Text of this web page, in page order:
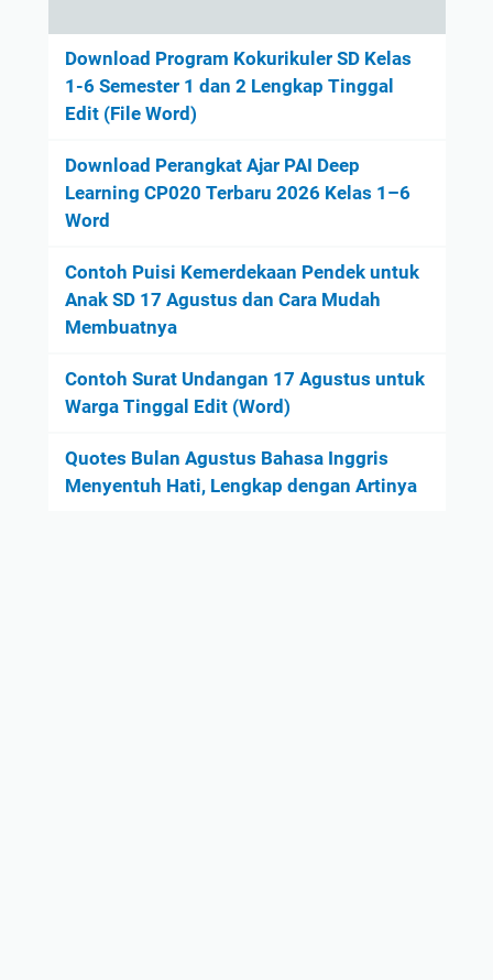
Download Program Kokurikuler SD Kelas
1-6 Semester 1 dan 2 Lengkap Tinggal
Edit (File Word)
Download Perangkat Ajar PAI Deep
Learning CP020 Terbaru 2026 Kelas 1–6
Word
Contoh Puisi Kemerdekaan Pendek untuk
Anak SD 17 Agustus dan Cara Mudah
Membuatnya
Contoh Surat Undangan 17 Agustus untuk
Warga Tinggal Edit (Word)
Quotes Bulan Agustus Bahasa Inggris
Menyentuh Hati, Lengkap dengan Artinya